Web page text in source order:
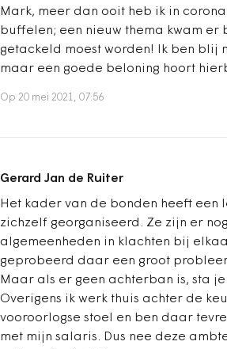
Mark, meer dan ooit heb ik in
buffelen; een nieuw thema kwam er
getackeld moest worden! Ik ben blij
maar een goede beloning hoort
Op 20 mei 2021, 07:56
Gerard Jan de Ruiter
Het kader van de bonden heeft een
zichzelf georganiseerd. Ze zijn er
algemeenheden in klachten bij
geprobeerd daar een groot
Maar als er geen achterban is, sta je
Overigens ik werk thuis achter de
vooroorlogse stoel en ben daar
met mijn salaris. Dus nee deze